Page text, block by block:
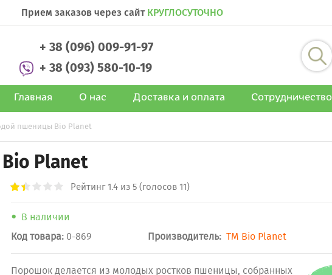
Прием заказов через сайт КРУГЛОСУТОЧНО
+ 38 (096) 009-91-97
+ 38 (093) 580-10-19
Главная О нас Доставка и оплата Сотрудничество
пшеницы Bio Planet
Planet
Рейтинг1.4 из 5 (голосов 11)
В наличии
Код товара: 0-869 Производитель: ТМ Bio Planet
Порошок делается из молодых ростков пшеницы, собранных